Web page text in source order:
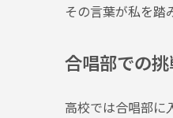
その言葉が私を踏
合唱部での
高校では合唱部に